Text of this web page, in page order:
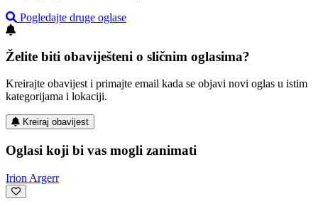
Pogledajte druge oglase
Želite biti obaviješteni o sličnim oglasima?
Kreirajte obavijest i primajte email kada se objavi novi oglas u istim
kategorijama i lokaciji.
Kreiraj obavijest
Oglasi koji bi vas mogli zanimati
Irion Argerr